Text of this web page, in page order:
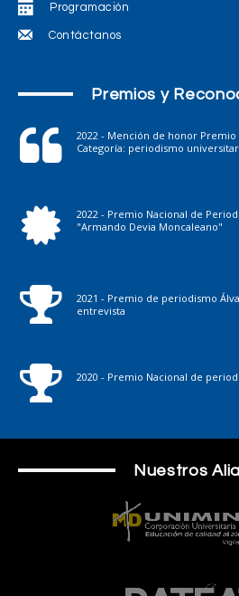
Programación
Contáctanos
Premios y
2022 - Mención de honor
Categoría: periodismo
2022 - Premio Nacional de
"Armando Devia Moncaleano"
2021 - Premio de periodismo
entrevista
2020 - Premio Nacional de
Nuestros